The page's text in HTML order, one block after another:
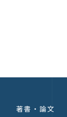
著書・論文